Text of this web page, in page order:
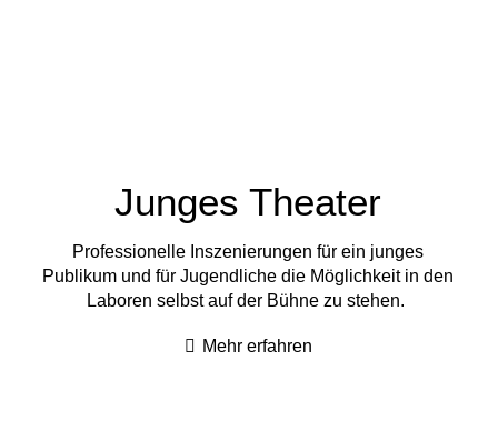
Junges Theater
Professionelle Inszenierungen für ein junges
Publikum und für Jugendliche die Möglichkeit in den
Laboren selbst auf der Bühne zu stehen.
Mehr erfahren